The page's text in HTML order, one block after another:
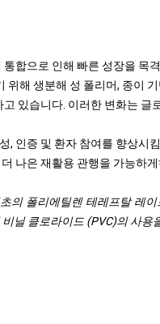
합으로 인해 빠른 성장을 목
해 생분해 성 폴리머, 종이
있습니다. 이러한 변화는 글
, 인증 및 환자 참여를 향상시
나은 재활용 관행을 가능하
의 폴리에틸렌 테레프탈 레
닐 클로라이드 (PVC)의 사용